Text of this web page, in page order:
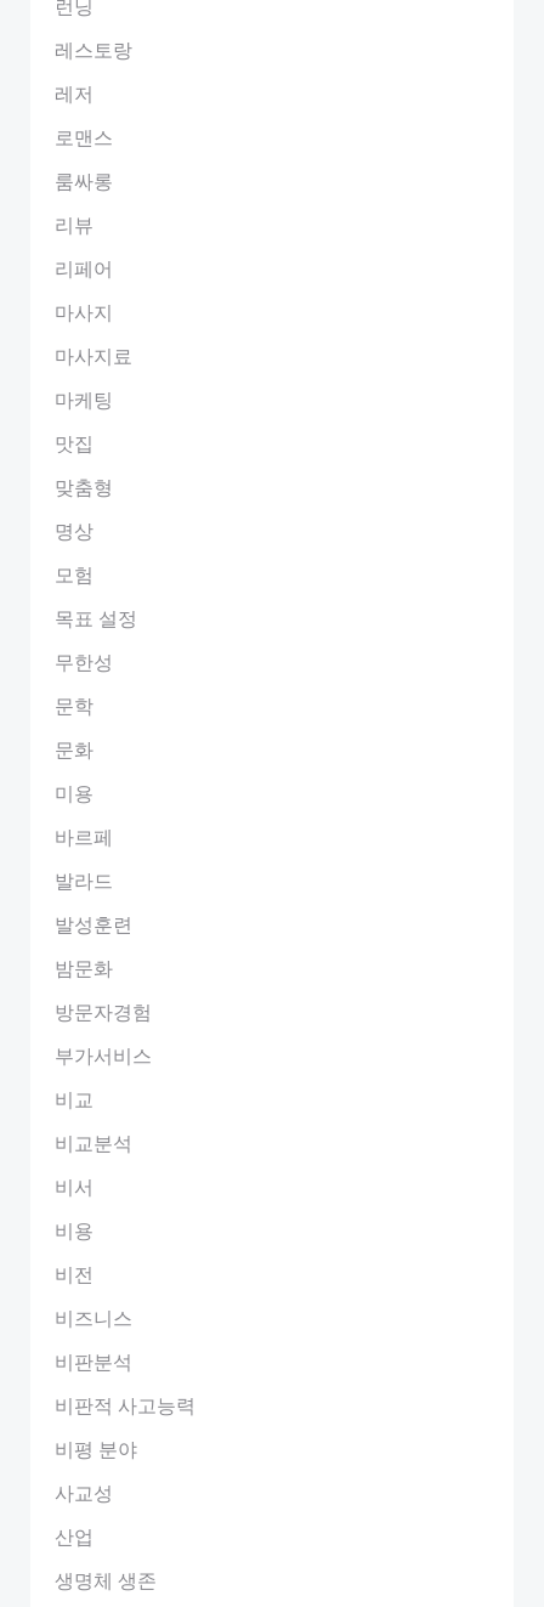
런닝
레스토랑
레저
로맨스
룸싸롱
리뷰
리페어
마사지
마사지료
마케팅
맛집
맞춤형
명상
모험
목표 설정
무한성
문학
문화
미용
바르페
발라드
발성훈련
밤문화
방문자경험
부가서비스
비교
비교분석
비서
비용
비전
비즈니스
비판분석
비판적 사고능력
비평 분야
사교성
산업
생명체 생존